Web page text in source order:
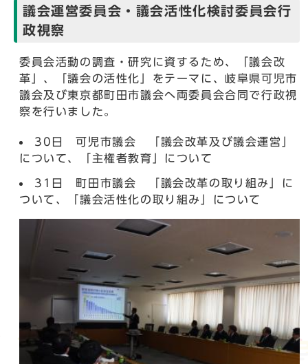
議会運営委員会・議会活性化検討委員会行
政視察
委員会活動の調査・研究に資するため、「議会改
革」、「議会の活性化」をテーマに、岐阜県可児市
議会及び東京都町田市議会へ両委員会合同で行政視
察を行いました。
30日 可児市議会 「議会改革及び議会運営」
について、「主権者教育」について
31日 町田市議会 「議会改革の取り組み」に
ついて、「議会活性化の取り組み」について